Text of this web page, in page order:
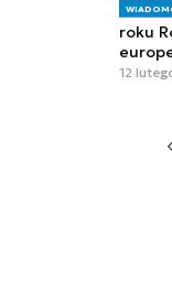
roku
12